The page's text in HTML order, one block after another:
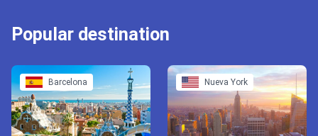
Popular destination
Barcelona Nueva York